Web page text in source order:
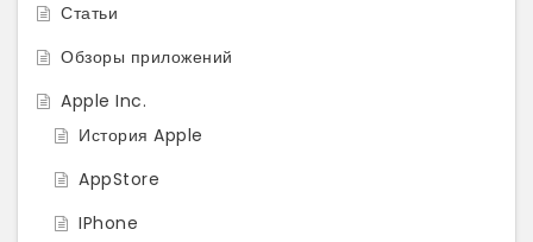
Статьи
Обзоры приложений
Apple Inc.
История Apple
AppStore
IPhone